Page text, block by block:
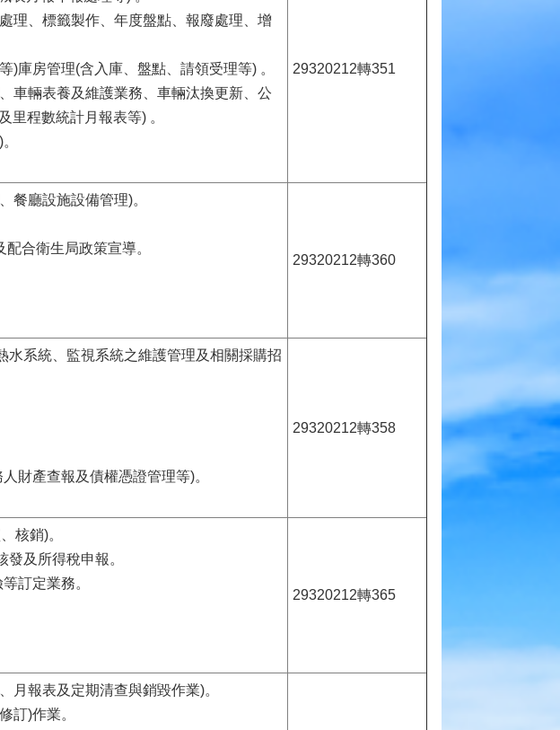
理、標籤製作、年度盤點、報廢處理、增
)庫房管理(含入庫、盤點、請領受理等) 。
車輛表養及維護業務、車輛汰換更新、公
里程數統計月報表等) 。
29320212轉351
餐廳設施設備管理)。
合衛生局政策宣導。
29320212轉360
水系統、監視系統之維護管理及相關採購招
財產查報及債權憑證管理等)。
29320212轉358
核銷)。
及所得稅申報。
訂定業務。
29320212轉365
月報表及定期清查與銷毀作業)。
訂)作業。